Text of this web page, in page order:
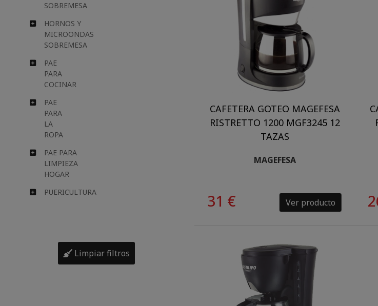
SOBREMESA
HORNOS Y
MICROONDAS
SOBREMESA
PAE
PARA
COCINAR
PAE
PARA
LA
ROPA
PAE PARA
LIMPIEZA
HOGAR
PUERICULTURA
Limpiar filtros
CAFETERA GOTEO MAGEFESA
RISTRETTO 1200 MGF3245 12
TAZAS
MAGEFESA
31 € Ver producto